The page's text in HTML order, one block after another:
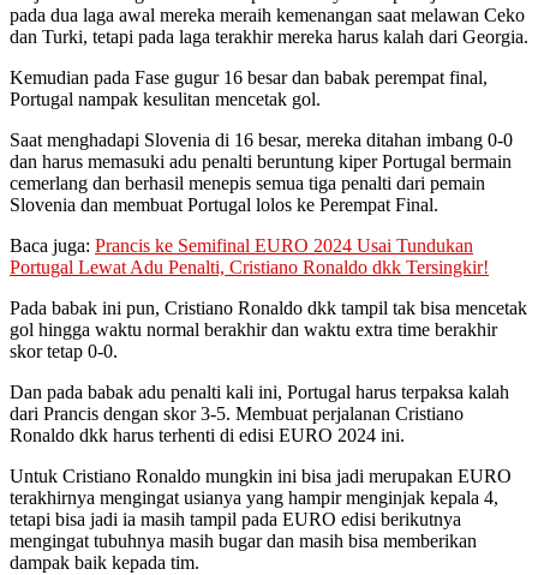
pada dua laga awal mereka meraih kemenangan saat melawan Ceko
dan Turki, tetapi pada laga terakhir mereka harus kalah dari Georgia.
Kemudian pada Fase gugur 16 besar dan babak perempat final,
Portugal nampak kesulitan mencetak gol.
Saat menghadapi Slovenia di 16 besar, mereka ditahan imbang 0-0
dan harus memasuki adu penalti beruntung kiper Portugal bermain
cemerlang dan berhasil menepis semua tiga penalti dari pemain
Slovenia dan membuat Portugal lolos ke Perempat Final.
Baca juga: Prancis ke Semifinal EURO 2024 Usai Tundukan
Portugal Lewat Adu Penalti, Cristiano Ronaldo dkk Tersingkir!
Pada babak ini pun, Cristiano Ronaldo dkk tampil tak bisa mencetak
gol hingga waktu normal berakhir dan waktu extra time berakhir
skor tetap 0-0.
Dan pada babak adu penalti kali ini, Portugal harus terpaksa kalah
dari Prancis dengan skor 3-5. Membuat perjalanan Cristiano
Ronaldo dkk harus terhenti di edisi EURO 2024 ini.
Untuk Cristiano Ronaldo mungkin ini bisa jadi merupakan EURO
terakhirnya mengingat usianya yang hampir menginjak kepala 4,
tetapi bisa jadi ia masih tampil pada EURO edisi berikutnya
mengingat tubuhnya masih bugar dan masih bisa memberikan
dampak baik kepada tim.